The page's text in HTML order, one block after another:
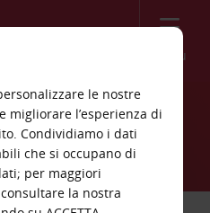
Menù
in Spagna
le nostre
migliorare l’esperienza di
Condividiamo i dati
che si occupano di
per maggiori
la nostra